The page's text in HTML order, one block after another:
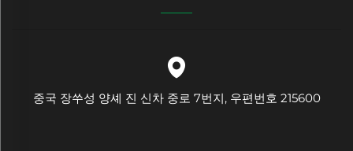
중국 장쑤성 양셰 진 신차 중로 7번지, 우편번호 215600